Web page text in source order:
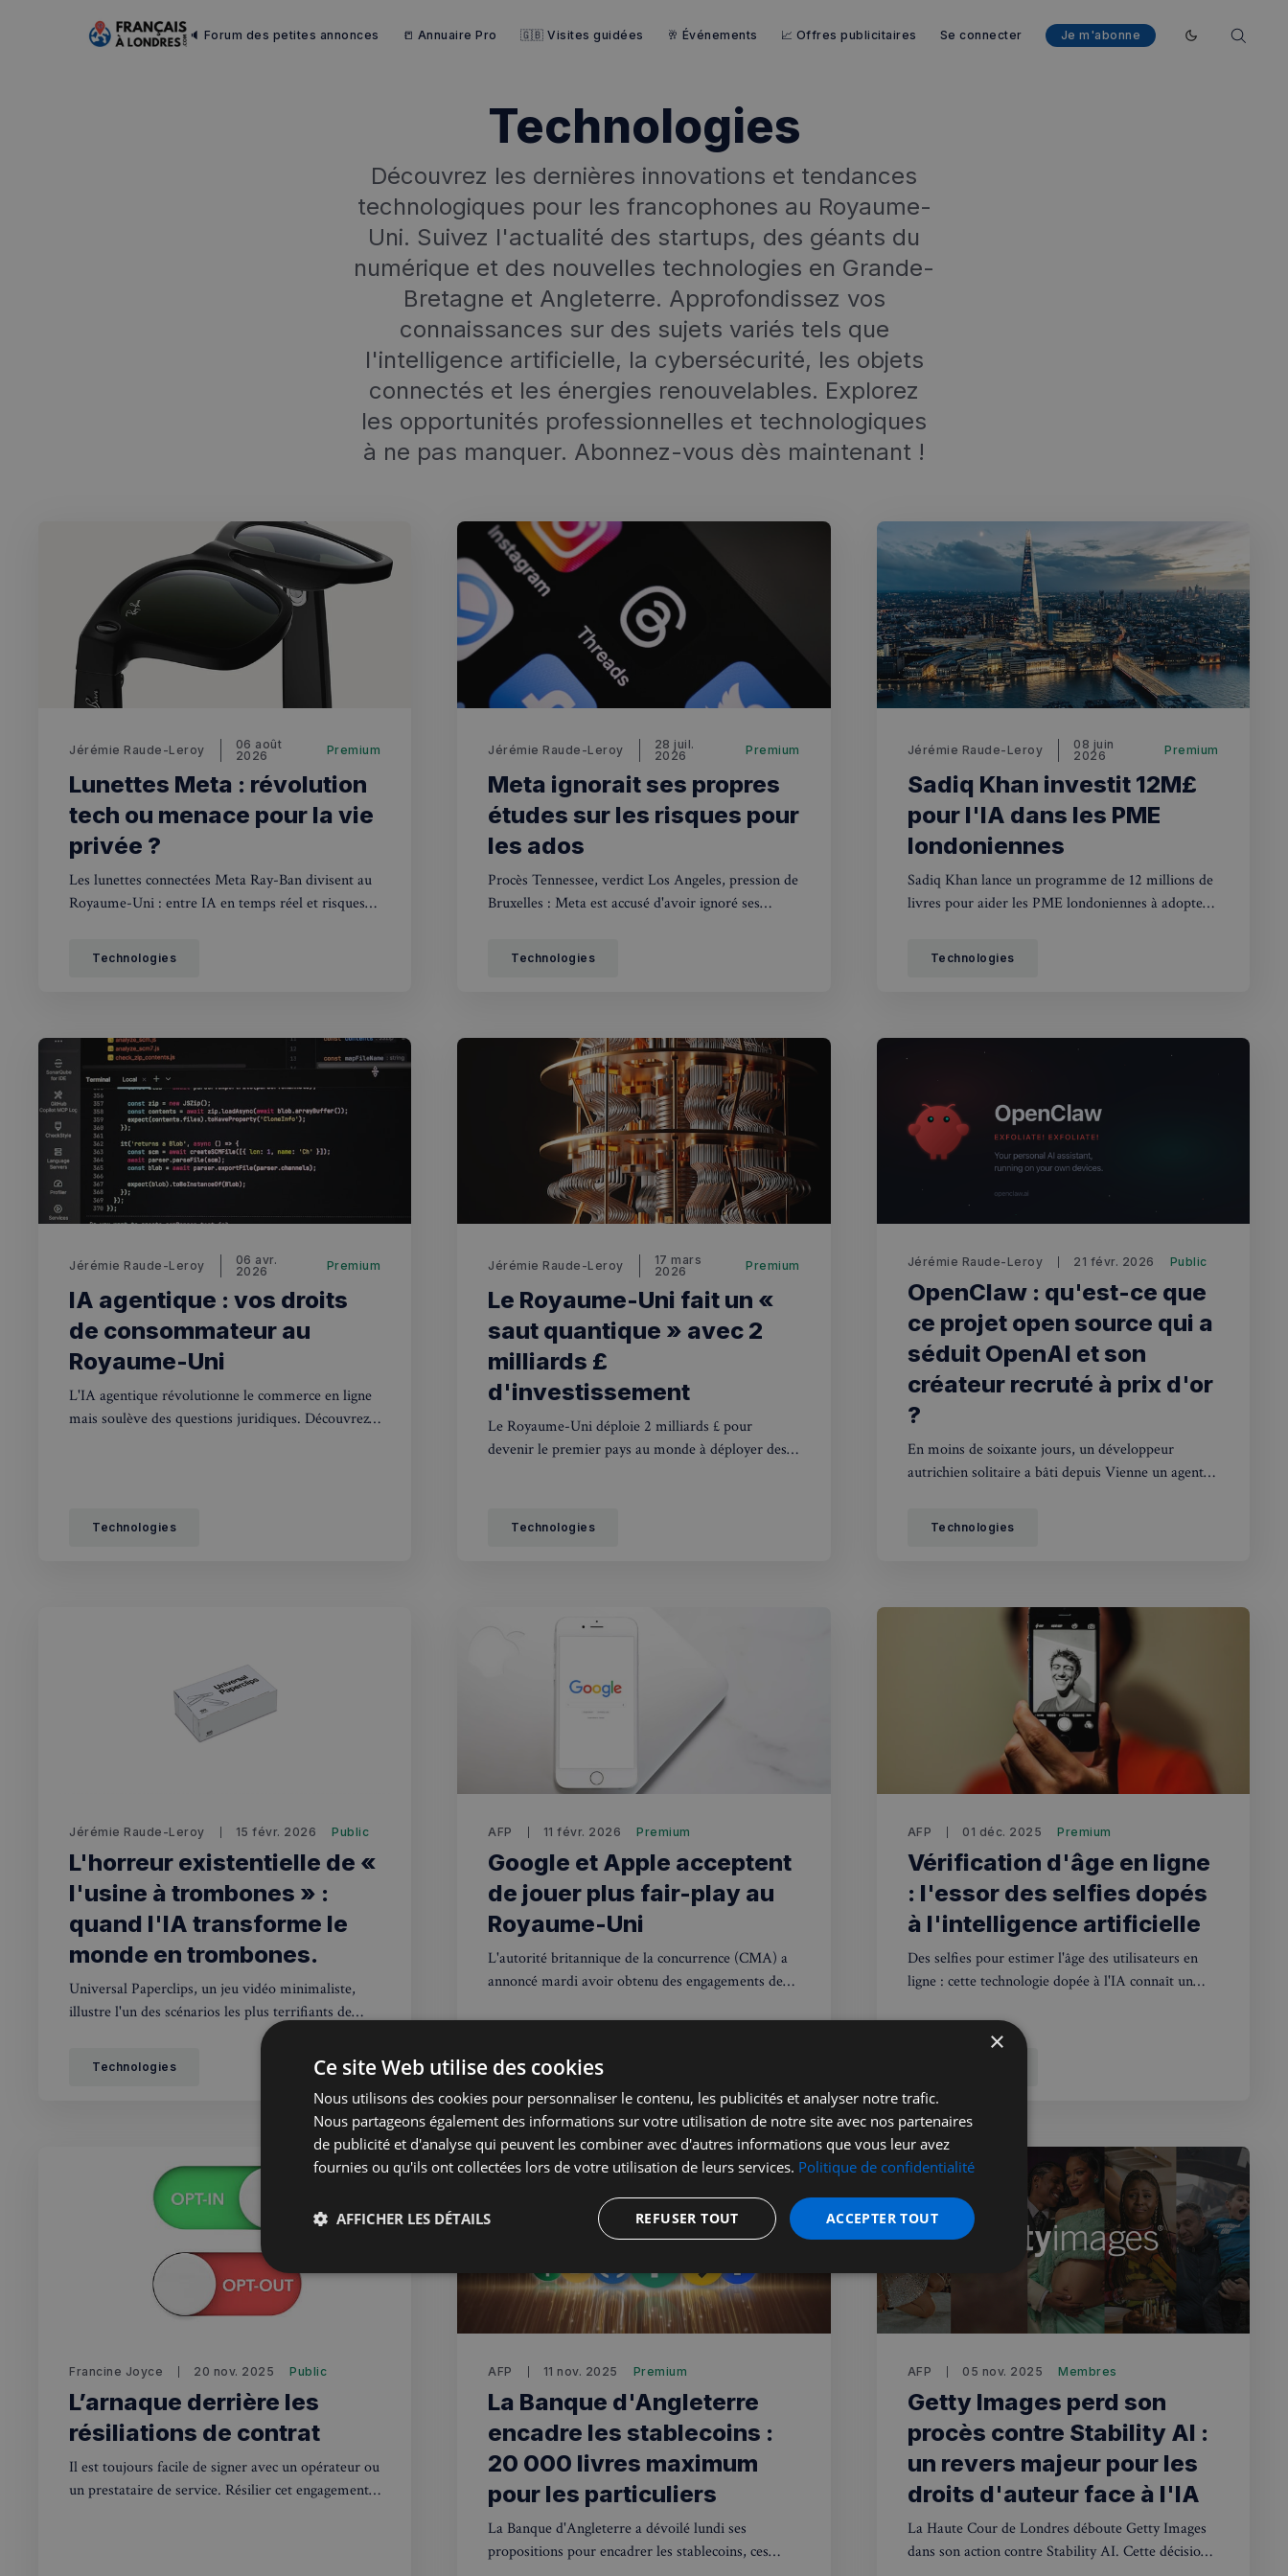
🔈 Forum des petites annonces 📒 Annuaire Pro 🇬🇧 Visites guidées 🥂 Événements 📈 Offres publicitaires Se connecter Je m'abonne
Enable dark mode
✨Chatbot IA
Rechercher dans Français à Londres - Magazine
RECHERCHES POPULAIRES
Annuaire des professionnels
Visites guidées
Événements à venir
Technologies
Découvrez les dernières innovations et tendances
technologiques pour les francophones au Royaume-
Uni. Suivez l'actualité des startups, des géants du
numérique et des nouvelles technologies en Grande-
Bretagne et Angleterre. Approfondissez vos
connaissances sur des sujets variés tels que
l'intelligence artificielle, la cybersécurité, les objets
connectés et les énergies renouvelables. Explorez
les opportunités professionnelles et technologiques
à ne pas manquer. Abonnez-vous dès maintenant !
Jérémie Raude-Leroy
06 août
2026
Premium
Lunettes Meta : révolution
tech ou menace pour la vie
privée ?
Les lunettes connectées Meta Ray-Ban divisent au
Royaume-Uni : entre IA en temps réel et risques
Technologies
Jérémie Raude-Leroy
28 juil.
2026
Premium
Meta ignorait ses propres
études sur les risques pour
les ados
Procès Tennessee, verdict Los Angeles, pression de
Bruxelles : Meta est accusé d'avoir ignoré ses
les adolescents.
Technologies
Jérémie Raude-Leroy
08 juin
2026
Premium
Sadiq Khan investit 12M£
pour l'IA dans les PME
londoniennes
Sadiq Khan lance un programme de 12 millions de
livres pour aider les PME londoniennes à adopter
entrepreneurs français à Londres.
Technologies
Jérémie Raude-Leroy
06 avr.
2026
Premium
IA agentique : vos droits
de consommateur au
Royaume-Uni
L'IA agentique révolutionne le commerce en ligne
mais soulève des questions juridiques. Découvrez
Technologies
Jérémie Raude-Leroy
17 mars
2026
Premium
Le Royaume-Uni fait un «
saut quantique » avec 2
milliards £
d'investissement
Le Royaume-Uni déploie 2 milliards £ pour
devenir le premier pays au monde à déployer des
Technologies
Jérémie Raude-Leroy 21 févr. 2026 Public
OpenClaw : qu'est-ce que
ce projet open source qui a
séduit OpenAI et son
créateur recruté à prix d'or
?
En moins de soixante jours, un développeur
autrichien solitaire a bâti depuis Vienne un agent
GitHub, suscité l'intérêt de Microsoft, Meta et
Technologies
Jérémie Raude-Leroy 15 févr. 2026 Public
L'horreur existentielle de «
l'usine à trombones » :
quand l'IA transforme le
monde en trombones.
Universal Paperclips, un jeu vidéo minimaliste,
illustre l'un des scénarios les plus terrifiants de
l'intelligence artificielle : une IA programmée pour
fabriquer des trombones qui finit par transformer
l'univers entier. Fiction ? Pas tant que ça.
Technologies
AFP 11 févr. 2026 Premium
Google et Apple acceptent
de jouer plus fair-play au
Royaume-Uni
L'autorité britannique de la concurrence (CMA) a
annoncé mardi avoir obtenu des engagements de
Technologies
AFP 01 déc. 2025 Premium
Vérification d'âge en ligne
: l'essor des selfies dopés
à l'intelligence artificielle
Des selfies pour estimer l'âge des utilisateurs en
ligne : cette technologie dopée à l'IA connaît un
législations. Mais elle soulève des questions sur la
vie privée et les biais discriminatoires.
Francine Joyce 20 nov. 2025 Public
L’arnaque derrière les
résiliations de contrat
Il est toujours facile de signer avec un opérateur ou
un prestataire de service. Résilier cet engagement
AFP 11 nov. 2025 Premium
La Banque d'Angleterre
encadre les stablecoins :
20 000 livres maximum
pour les particuliers
La Banque d'Angleterre a dévoilé lundi ses
propositions pour encadrer les stablecoins, ces
AFP 05 nov. 2025 Membres
Getty Images perd son
procès contre Stability AI :
un revers majeur pour les
droits d'auteur face à l'IA
La Haute Cour de Londres déboute Getty Images
dans son action contre Stability AI. Cette décision
×
Ce site Web utilise des cookies
Nous utilisons des cookies pour personnaliser le contenu, les publicités et analyser notre trafic.
Nous partageons également des informations sur votre utilisation de notre site avec nos partenaires
de publicité et d'analyse qui peuvent les combiner avec d'autres informations que vous leur avez
fournies ou qu'ils ont collectées lors de votre utilisation de leurs services. Politique de confidentialité
ACCEPTER TOUT
REFUSER TOUT
AFFICHER LES DÉTAILS
Strictement
Performance Ciblage Fonctionnalité
Strictement nécessaires Performance Ciblage Fonctionnalité
Les cookies strictement nécessaires habilitent des fonctionnalités de base du site Web telles que la connexion des utilisateurs et
Fournisseur /
Domaine
Wix.com, Inc.
.stripecdn.com
5 minutes
Ce cookie est utilisé à des fins de sécurité, pour détecter
les visiteurs malveillants sur le site et minimiser le